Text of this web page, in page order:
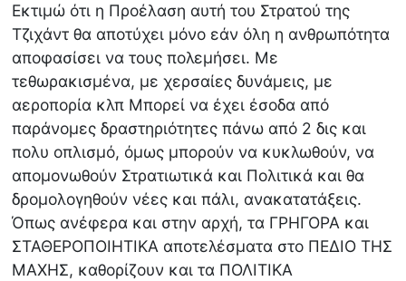
Εκτιμώ ότι η Προέλαση αυτή του Στρατού της
Τζιχάντ θα αποτύχει μόνο εάν όλη η ανθρωπότητα
αποφασίσει να τους πολεμήσει. Με
τεθωρακισμένα, με χερσαίες δυνάμεις, με
αεροπορία κλπ Μπορεί να έχει έσοδα από
παράνομες δραστηριότητες πάνω από 2 δις και
πολυ οπλισμό, όμως μπορούν να κυκλωθούν, να
απομονωθούν Στρατιωτικά και Πολιτικά και θα
δρομολογηθούν νέες και πάλι, ανακατατάξεις.
Όπως ανέφερα και στην αρχή, τα ΓΡΗΓΟΡΑ και
ΣΤΑΘΕΡΟΠΟΙΗΤΙΚΑ αποτελέσματα στο ΠΕΔΙΟ ΤΗΣ
ΜΑΧΗΣ, καθορίζουν και τα ΠΟΛΙΤΙΚΑ